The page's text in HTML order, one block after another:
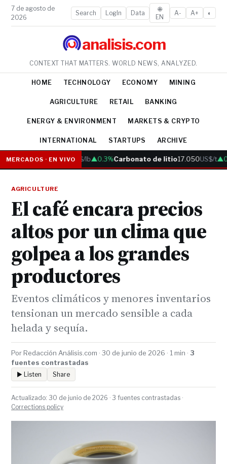
7 de agosto de
2026
Search LogIn Data
🌐
EN
A- A+ ◐
analisis.com
CONTEXT THAT MATTERS. WORLD NEWS, ANALYZED.
HOME TECHNOLOGY ECONOMY MINING
AGRICULTURE RETAIL BANKING
ENERGY & ENVIRONMENT MARKETS & CRYPTO
INTERNATIONAL STARTUPS ARCHIVE
MERCADOS · EN VIVO
Cobre6.05US$/lb▲0.3%Carbonato de litio17.050US$/t
AGRICULTURE
El café encara precios
altos por un clima que
golpea a los grandes
productores
Eventos climáticos y menores inventarios
tensionan un mercado sensible a cada
helada y sequía.
Por Redacción Análisis.com · 30 de junio de 2026 · 1 min · 3
fuentes contrastadas
▶ Listen Share
Actualizado: 30 de junio de 2026 · 3 fuentes contrastadas ·
Corrections policy